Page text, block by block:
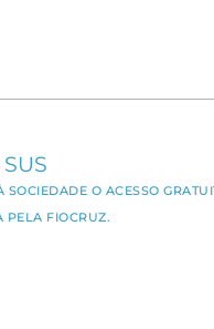
O ACESSO
PELA FIOCRUZ.